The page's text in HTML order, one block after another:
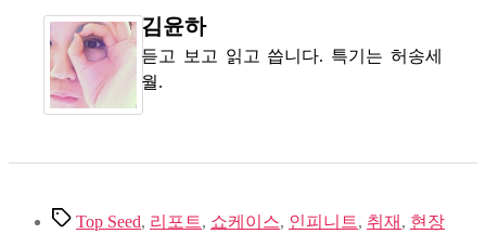
김윤하
듣고 보고 읽고 씁니다. 특기는 허송세
월.
TagsTop Seed, 리포트, 쇼케이스, 인피니트, 취재 , 현장